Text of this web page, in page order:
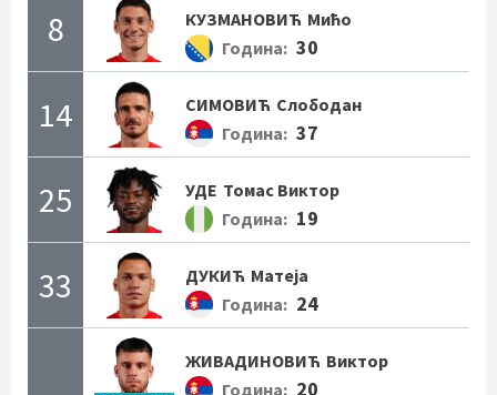
8 КУЗМАНОВИЋ Мићо
Година: 30
14 СИМОВИЋ Слободан
Година: 37
25 УДЕ Томас Виктор
Година: 19
33 ДУКИЋ Матеја
Година: 24
ЖИВАДИНОВИЋ Виктор
Година: 20